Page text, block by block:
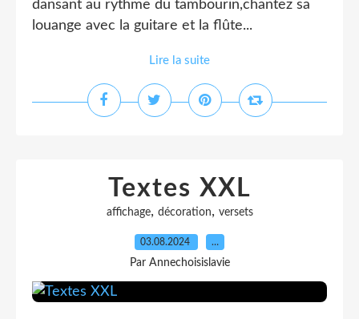
dansant au rythme du tambourin,chantez sa
louange avec la guitare et la flûte...
Lire la suite
Textes XXL
affichage, décoration, versets
03.08.2024 …
Par Annechoisislavie